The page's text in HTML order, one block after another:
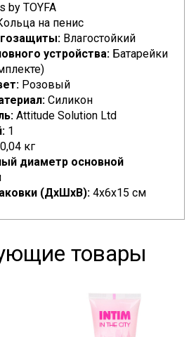
by TOYFA
на пенис
Влагостойкий
устройства: Батарейки
Розовый
Силикон
Attitude Solution Ltd
1
0,04 кг
диаметр основной
(ДхШхВ): 4x6x15 см
товары